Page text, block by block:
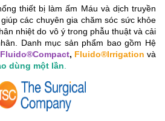
thiết bị làm ấm Máu và dịch truyền
các chuyên gia chăm sóc sức khỏe
nhiệt do vô ý trong phẫu thuật và cải
Danh mục sản phẩm bao gồm Hệ
Fluido®Compact, Fluido®Irrigation và
dùng một lần.